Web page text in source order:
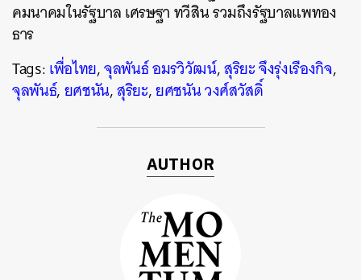
คมนาคมในรัฐบาล เศรษฐา ทวีสิน รวมถึงรัฐบาลแพทอง
ธาร
Tags:เพื่อไทย,จุลพันธ์ อมรวิวัฒน์,สุริยะ จึงรุ่งเรืองกิจ,
จุลพันธ์,ยศชนัน,สุริยะ,ยศชนัน วงศ์สวัสดิ์
AUTHOR